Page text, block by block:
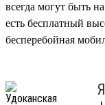
всегда могут быть
есть бесплатный
бесперебойная